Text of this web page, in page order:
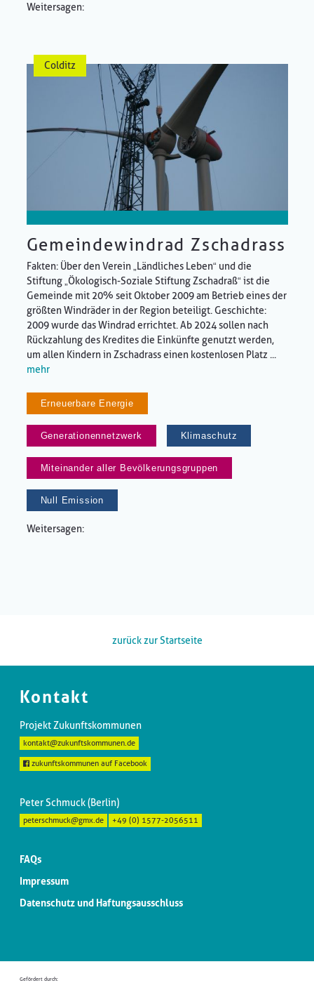
Weitersagen:
Colditz
Gemeindewindrad Zschadrass
Fakten: Über den Verein „Ländliches Leben“ und die
Stiftung „Ökologisch-Soziale Stiftung Zschadraß“ ist die
Gemeinde mit 20% seit Oktober 2009 am Betrieb eines der
größten Windräder in der Region beteiligt. Geschichte:
2009 wurde das Windrad errichtet. Ab 2024 sollen nach
Rückzahlung des Kredites die Einkünfte genutzt werden,
um allen Kindern in Zschadrass einen kostenlosen Platz ...
mehr
Erneuerbare Energie
Generationennetzwerk Klimaschutz
Miteinander aller Bevölkerungsgruppen
Null Emission
Weitersagen:
zurück zur Startseite
Kontakt
Projekt Zukunftskommunen
kontakt@zukunftskommunen.de
zukunftskommunen auf Facebook
Peter Schmuck (Berlin)
peterschmuck@gmx.de +49 (0) 1577-2056511
FAQs
Impressum
Datenschutz und Haftungsausschluss
Gefördert durch: